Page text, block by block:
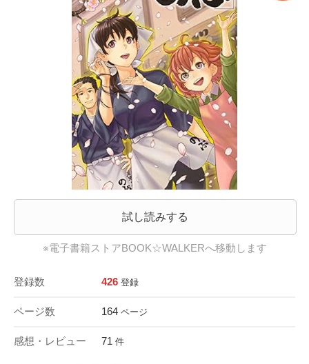
試し読みする
※電子書籍ストアBOOK☆WALKERへ移動します
登録数 426 登録
ページ数 164 ページ
感想・レビュー 71 件